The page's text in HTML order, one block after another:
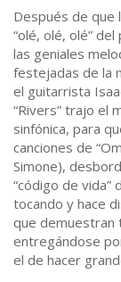
Después de que
“olé, olé, olé”
las geniales
festejadas de la
el guitarrista
“Rivers” trajo el
sinfónica, para
canciones de
Simone),
“código de vida”
tocando y hace
que demuestran
entregándose
el de hacer